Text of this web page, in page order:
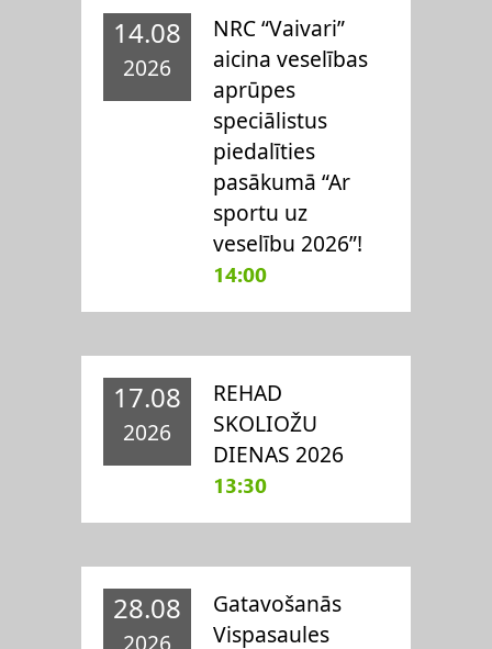
14.08
2026
NRC “Vaivari”
aicina veselības
aprūpes
speciālistus
piedalīties
pasākumā “Ar
sportu uz
veselību 2026”!
14:00
17.08
2026
REHAD
SKOLIOŽU
DIENAS 2026
13:30
28.08
2026
Gatavošanās
Vispasaules